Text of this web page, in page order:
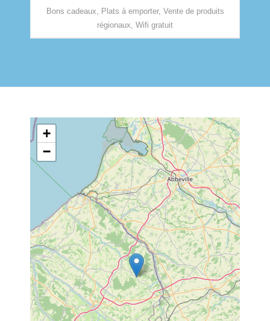
Bons cadeaux, Plats à emporter, Vente de produits
régionaux, Wifi gratuit
+
−